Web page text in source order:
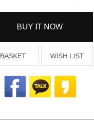
BUY IT NOW
BASKET WISH LIST